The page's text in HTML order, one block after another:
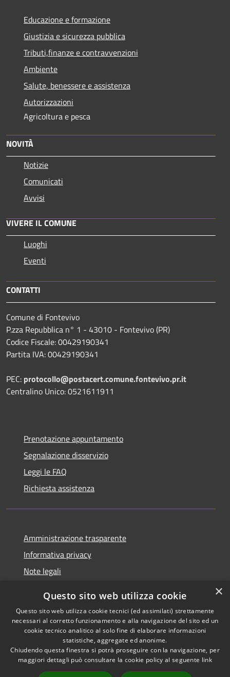
Educazione e formazione
Giustizia e sicurezza pubblica
Tributi,finanze e contravvenzioni
Ambiente
Salute, benessere e assistenza
Autorizzazioni
Agricoltura e pesca
NOVITÀ
Notizie
Comunicati
Avvisi
VIVERE IL COMUNE
Luoghi
Eventi
CONTATTI
Comune di Fontevivo
P.zza Repubblica n° 1 - 43010 - Fontevivo (PR)
Codice Fiscale: 00429190341
Partita IVA: 00429190341
PEC: protocollo@postacert.comune.fontevivo.pr.it
Centralino Unico: 0521611911
Prenotazione appuntamento
Segnalazione disservizio
Leggi le FAQ
Richiesta assistenza
Amministrazione trasparente
Informativa privacy
Note legali
Accessibilità
Privacy
Copyright © 2026 • Comune di
Fontevivo • Powered by
Municipium•Accesso
×
Questo sito web utilizza cookie
Questo sito web utilizza cookie tecnici (ed assimilati) strettamente
necessari al corretto funzionamento e alla navigazione del sito ed un
cookie tecnico analitico al solo fine di elaborare informazioni
statistiche, aggregate ed anonime.
Chiudendo questa finestra si potrà proseguire con la navigazione, per
maggiori dettagli può consultare la cookie policy al seguente link